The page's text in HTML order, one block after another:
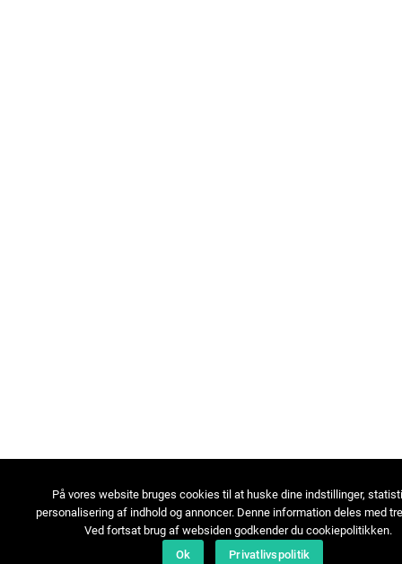
På vores website bruges cookies til at huske dine indstillinger,
personalisering af indhold og annoncer. Denne information deles med
Ved fortsat brug af websiden godkender du cookiepolitikken.
Ok
Privatlivspolitik